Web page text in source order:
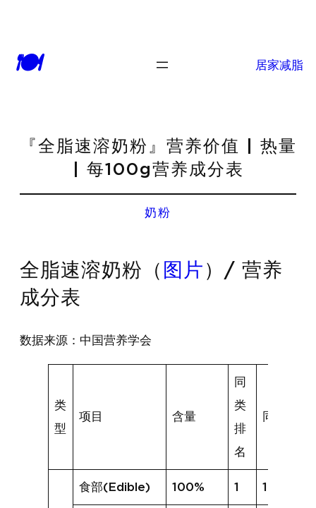
🍽 居家减脂
『全脂速溶奶粉』营养价值 | 热量
| 每100g营养成分表
奶粉
全脂速溶奶粉（ 图片 ）/ 营养
成分表
数据来源：中国营养学会
类
型
项目 含量
同
类
排
名
同类均值
食部(Edible) 100% 1 100%